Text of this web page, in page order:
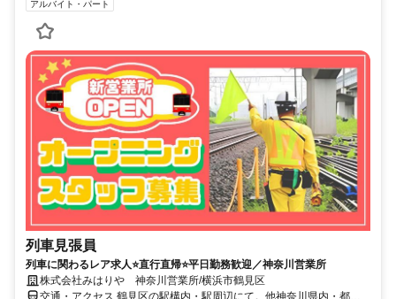
アルバイト・パート
列車見張員
列車に関わるレア求人⭐直行直帰⭐平日勤務歓迎／神奈川営業所
株式会社みはりや 神奈川営業所/横浜市鶴見区
交通・アクセス 鶴見区の駅構内・駅周辺にて。他神奈川県内・都内